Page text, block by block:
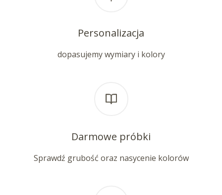
Personalizacja
dopasujemy wymiary i kolory
Darmowe próbki
Sprawdź grubość oraz nasycenie kolorów